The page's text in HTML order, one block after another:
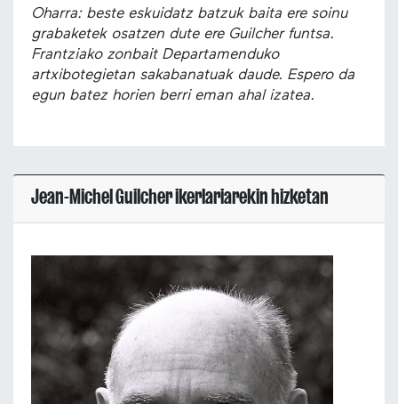
Oharra: beste eskuidatz batzuk baita ere soinu
grabaketek osatzen dute ere Guilcher funtsa.
Frantziako zonbait Departamenduko
artxibotegietan sakabanatuak daude. Espero da
egun batez horien berri eman ahal izatea.
Jean-Michel Guilcher ikerlariarekin hizketan